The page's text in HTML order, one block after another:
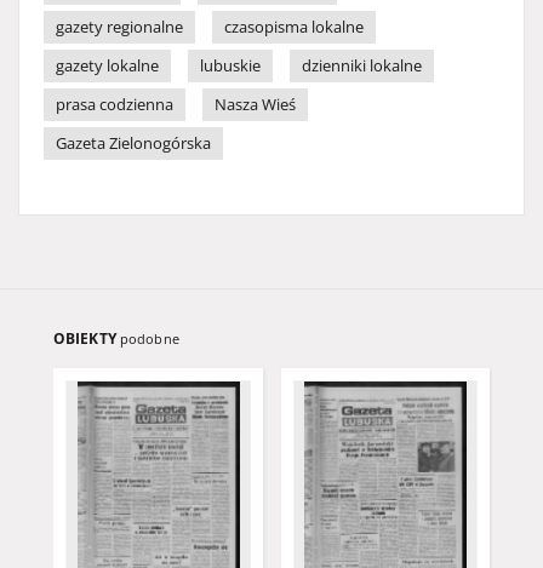
gazety regionalne
czasopisma lokalne
gazety lokalne
lubuskie
dzienniki lokalne
prasa codzienna
Nasza Wieś
Gazeta Zielonogórska
OBIEKTY podobne